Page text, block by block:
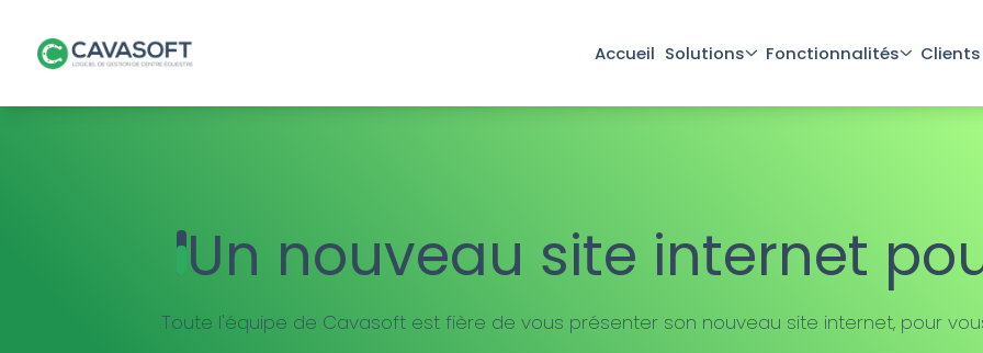
Accueil Solutions Fonctionnalités Clients
Un nouveau site internet
Toute l'équipe de Cavasoft est fière de vous présenter son nouveau site internet, pour